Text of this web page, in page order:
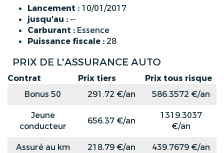
Lancement : 10/01/2017
jusqu'au : --
Carburant : Essence
Puissance fiscale : 28
PRIX DE L'ASSURANCE AUTO
Contrat Prix tiers
Prix tous risque
Bonus 50
291.72 €/an
586.3572 €/an
Jeune
conducteur
656.37 €/an
1319.3037
€/an
Assuré au km
218.79 €/an 439.7679 €/an